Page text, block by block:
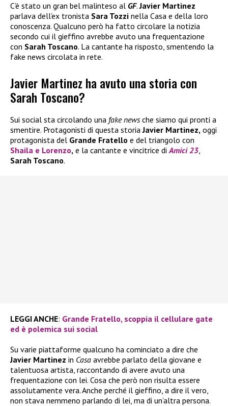
C’è stato un gran bel malinteso al GF.Javier Martinez
parlava dell’ex tronista Sara Tozzi nella Casa e della loro
conoscenza. Qualcuno però ha fatto circolare la notizia
secondo cui il gieffino avrebbe avuto una frequentazione
con Sarah Toscano. La cantante ha risposto, smentendo la
fake news circolata in rete.
Javier Martinez ha avuto una storia con
Sarah Toscano?
Sui social sta circolando una fake newsche siamo qui pronti a
smentire. Protagonisti di questa storiaJavier Martinez, oggi
protagonista del Grande Fratello e del triangolo con
Shaila e Lorenzo, e la cantante e vincitrice di Amici 23
Sarah Toscano.
LEGGI ANCHE: Grande Fratello, scoppia il cellulare gate
ed è polemica sui social
Su varie piattaforme qualcuno ha cominciato a dire che
Javier Martinez in Casa avrebbe parlato della giovane e
talentuosa artista, raccontando di avere avuto una
frequentazione con lei. Cosa che però non risulta essere
assolutamente vera. Anche perché il gieffino, a dire il vero,
non stava nemmeno parlando di lei, ma di un’altra persona.